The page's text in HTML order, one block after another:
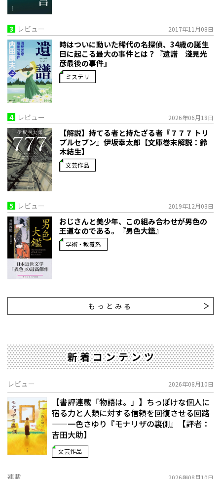
3 レビュー 2017年11月08日
時はついに動いた――稀代の名探偵、34歳の誕生
日に起こる最大の事件とは？『遺譜 淺見光
彦最後の事件』
ミステリ
4 レビュー 2026年06月18日
【解説】持てる者と持たざる者――『７７７ トリ
プルセブン』伊坂幸太郎【文庫巻末解説：鈴
木結生】
文芸作品
5 レビュー 2019年12月03日
おじさんと美少年、この組み合わせが男色の
王道なのである。『男色大鑑』
学術・教養系
もっとみる
新着コンテンツ
レビュー 2026年08月10日
【書評連載「物語は。」】ちっぽけな個人に
宿る力と人類に対する信頼を回復させる回路
——一色さゆり『モナリザの裏側』【評者：
吉田大助】
文芸作品